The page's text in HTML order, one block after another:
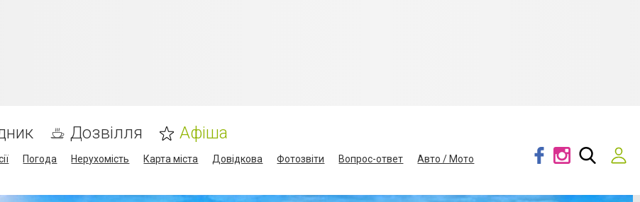
Дозвілля Афіша
Погода Нерухомість Карта міста Довідкова Фотозвіти Вопрос-ответ
Авто / Мото